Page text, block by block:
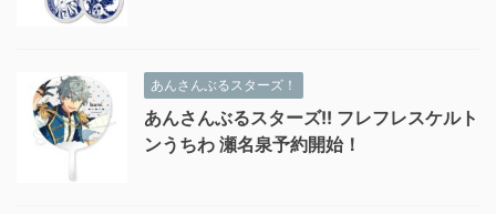
あんさんぶるスターズ！
あんさんぶるスターズ!! フレフレスケルト
ンうちわ 瀬名泉予約開始！